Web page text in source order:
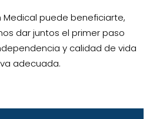
Medical puede beneficiarte,
dar juntos el primer paso
y calidad de vida
adecuada.